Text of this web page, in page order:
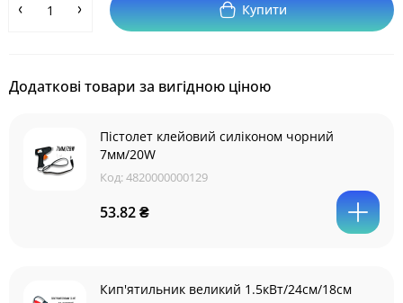
Купити
Додаткові товари за вигідною ціною
Пістолет клейовий силіконом чорний
7мм/20W
Код:4820000000129
53.82 ₴
Кип'ятильник великий 1.5кВт/24см/18см